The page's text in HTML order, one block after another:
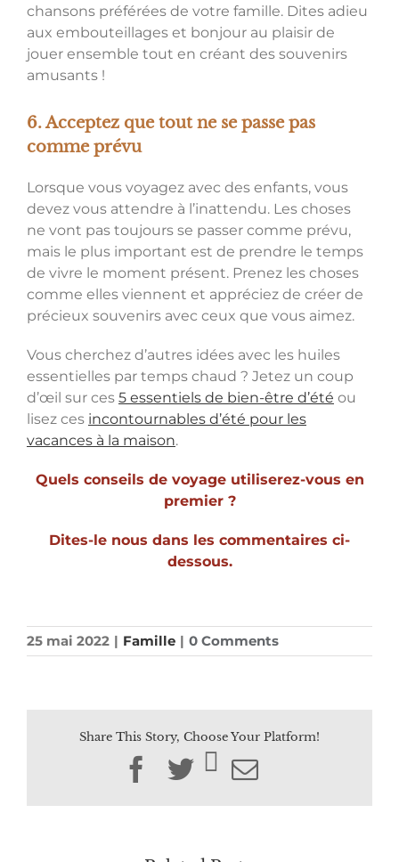
chansons préférées de votre famille. Dites adieu
aux embouteillages et bonjour au plaisir de
jouer ensemble tout en créant des souvenirs
amusants !
6. Acceptez que tout ne se passe pas
comme prévu
Lorsque vous voyagez avec des enfants, vous
devez vous attendre à l’inattendu. Les choses
ne vont pas toujours se passer comme prévu,
mais le plus important est de prendre le temps
de vivre le moment présent. Prenez les choses
comme elles viennent et appréciez de créer de
précieux souvenirs avec ceux que vous aimez.
Vous cherchez d’autres idées avec les huiles
essentielles par temps chaud ? Jetez un coup
d’œil sur ces 5 essentiels de bien-être d’été ou
lisez ces incontournables d’été pour les
vacances à la maison.
Quels conseils de voyage utiliserez-vous en
premier ?
Dites-le nous dans les commentaires ci-
dessous.
25 mai 2022 | Famille | 0 Comments
Share This Story, Choose Your Platform!
Facebook
TwitterEmail